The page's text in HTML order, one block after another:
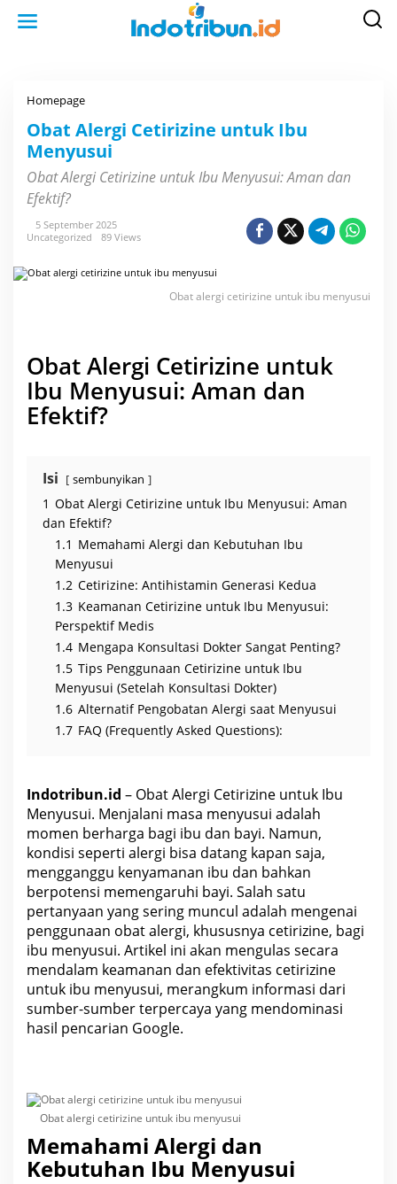
Homepage
a
t
A
l
e
r
C
e
r
n
t
u
k
I
b
y
u
s
u
Obat Alergi Cetirizine untuk Ibu
Menyusui
Obat Alergi Cetirizine untuk Ibu Menyusui: Aman dan
Efektif?
5 September 2025
Uncategorized
89 Views
Obat alergi cetirizine untuk ibu menyusui
Obat Alergi Cetirizine untuk
Ibu Menyusui: Aman dan
Efektif?
Isi sembunyikan
1 Obat Alergi Cetirizine untuk Ibu Menyusui: Aman
dan Efektif?
1.1 Memahami Alergi dan Kebutuhan Ibu
Menyusui
1.2 Cetirizine: Antihistamin Generasi Kedua
1.3 Keamanan Cetirizine untuk Ibu Menyusui:
Perspektif Medis
1.4 Mengapa Konsultasi Dokter Sangat Penting?
1.5 Tips Penggunaan Cetirizine untuk Ibu
Menyusui (Setelah Konsultasi Dokter)
1.6 Alternatif Pengobatan Alergi saat Menyusui
1.7 FAQ (Frequently Asked Questions):
Indotribun.id – Obat Alergi Cetirizine untuk Ibu
Menyusui. Menjalani masa menyusui adalah
momen berharga bagi ibu dan bayi. Namun,
kondisi seperti alergi bisa datang kapan saja,
mengganggu kenyamanan ibu dan bahkan
berpotensi memengaruhi bayi. Salah satu
pertanyaan yang sering muncul adalah mengenai
penggunaan obat alergi, khususnya cetirizine, bagi
ibu menyusui. Artikel ini akan mengulas secara
mendalam keamanan dan efektivitas cetirizine
untuk ibu menyusui, merangkum informasi dari
sumber-sumber terpercaya yang mendominasi
hasil pencarian Google.
Obat alergi cetirizine untuk ibu menyusui
Memahami Alergi dan
Kebutuhan Ibu Menyusui